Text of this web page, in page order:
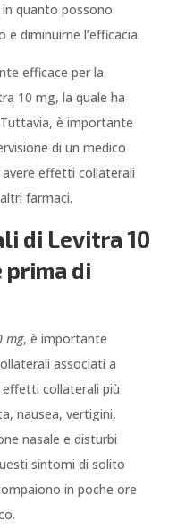
in quanto possono
diminuirne l’efficacia.
efficace per la
10 mg, la quale ha
è importante
di un medico
effetti collaterali
farmaci.
di Levitra 10
prima di
mg, è importante
associati a
collaterali più
nausea, vertigini,
nasale e disturbi
sintomi di solito
in poche ore